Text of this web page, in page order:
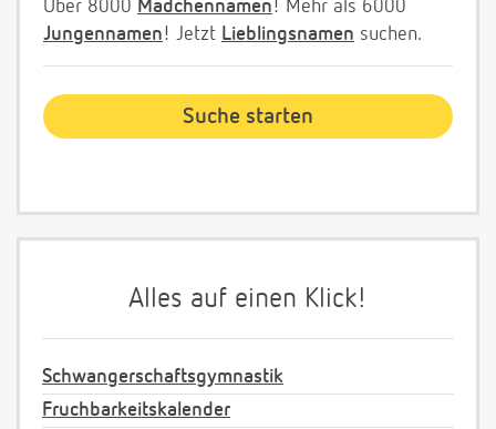
Über 8000 Mädchennamen! Mehr als 6000
Jungennamen! Jetzt Lieblingsnamen suchen.
Alles auf einen Klick!
Schwangerschaftsgymnastik
Fruchbarkeitskalender